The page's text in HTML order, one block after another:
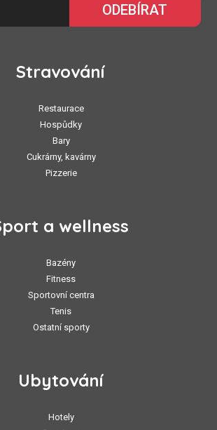
ODEBÍRAT
Stravování
Restaurace
Hospůdky
Bary
Cukrárny, kavárny
Pizzerie
a wellness
Bazény
Fitness
Sportovní centra
Tenis
Ostatní sporty
Ubytování
Hotely